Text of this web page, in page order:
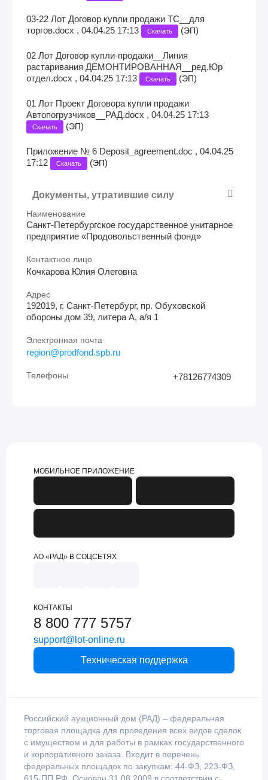
03-22 Лот Договор купли продажи ТС__для
торгов.docx , 04.04.25 17:13
Скачать (ЭП)
02 Лот Договор купли-продажи__Линия
растаривания ДЕМОНТИРОВАННАЯ__ред.Юр
отдел.docx , 04.04.25 17:13
Скачать (ЭП)
01 Лот Проект Договора купли продажи
Автопогрузчиков__РАД.docx , 04.04.25 17:13
Скачать (ЭП)
Приложение № 6 Deposit_agreement.doc , 04.04.25
17:12
Скачать (ЭП)
Документы, утратившие силу
Наименование
Санкт-Петербургское государственное унитарное
предприятие «Продовольственный фонд»
Контактное лицо
Кочкарова Юлия Олеговна
Адрес
192019, г. Санкт-Петербург, пр. Обуховской
обороны дом 39, литера А, а/я 1
Электронная почта
region@prodfond.spb.ru
Телефоны +78126774309
МОБИЛЬНОЕ ПРИЛОЖЕНИЕ
АО «РАД» В СОЦСЕТЯХ
КОНТАКТЫ
8 800 777 5757
support@lot-online.ru
Техническая поддержка
Российский аукционный дом (РАД) – федеральная
торговая площадка для проведения всех видов сделок
с имуществом и для работы в рамках государственного
и корпоративного заказа. Входит в перечень
федеральных площадок по закупкам: 44-ФЗ, 223-ФЗ,